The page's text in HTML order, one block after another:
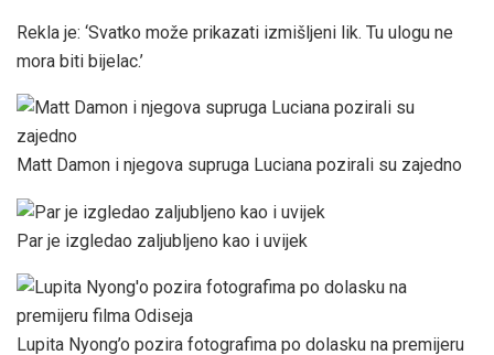
Rekla je: ‘Svatko može prikazati izmišljeni lik. Tu ulogu ne
mora biti bijelac.’
Matt Damon i njegova supruga Luciana pozirali su zajedno
Par je izgledao zaljubljeno kao i uvijek
Lupita Nyong’o pozira fotografima po dolasku na premijeru